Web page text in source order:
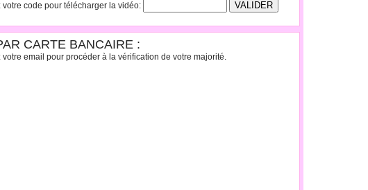
votre code pour télécharger la vidéo:
CARTE BANCAIRE :
votre email pour procéder à la vérification de votre majorité.